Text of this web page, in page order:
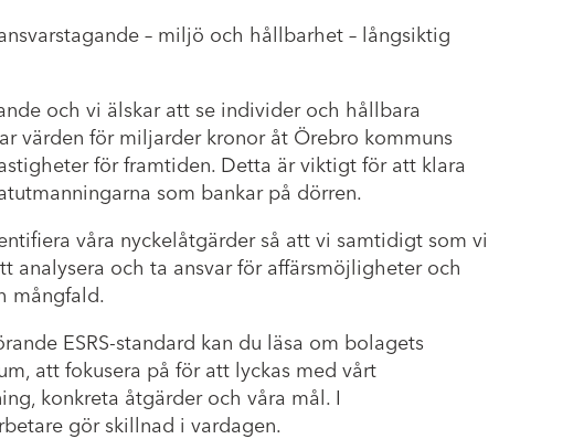
– miljö och hållbarhet – långsiktig
och vi älskar att se individer och hållbara
värden för miljarder kronor åt Örebro kommuns
för framtiden. Detta är viktigt för att klara
som bankar på dörren.
våra nyckelåtgärder så att vi samtidigt som vi
och ta ansvar för affärsmöjligheter och
mångfald.
ESRS-standard kan du läsa om bolagets
att fokusera på för att lyckas med vårt
konkreta åtgärder och våra mål. I
gör skillnad i vardagen.